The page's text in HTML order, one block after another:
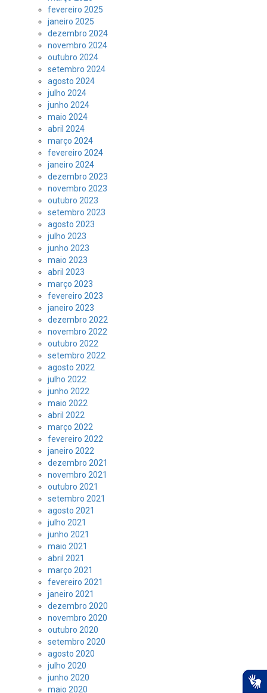
fevereiro 2025
janeiro 2025
dezembro 2024
novembro 2024
outubro 2024
setembro 2024
agosto 2024
julho 2024
junho 2024
maio 2024
abril 2024
março 2024
fevereiro 2024
janeiro 2024
dezembro 2023
novembro 2023
outubro 2023
setembro 2023
agosto 2023
julho 2023
junho 2023
maio 2023
abril 2023
março 2023
fevereiro 2023
janeiro 2023
dezembro 2022
novembro 2022
outubro 2022
setembro 2022
agosto 2022
julho 2022
junho 2022
maio 2022
abril 2022
março 2022
fevereiro 2022
janeiro 2022
dezembro 2021
novembro 2021
outubro 2021
setembro 2021
agosto 2021
julho 2021
junho 2021
maio 2021
abril 2021
março 2021
fevereiro 2021
janeiro 2021
dezembro 2020
novembro 2020
outubro 2020
setembro 2020
agosto 2020
julho 2020
junho 2020
maio 2020